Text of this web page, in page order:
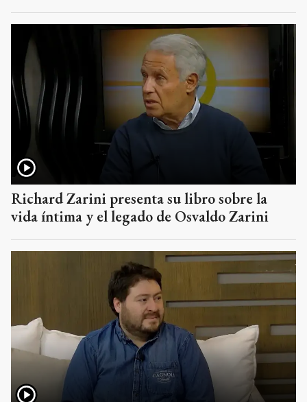
Richard Zarini presenta su libro sobre la
vida íntima y el legado de Osvaldo Zarini